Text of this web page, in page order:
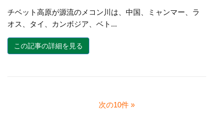
チベット高原が源流のメコン川は、中国、ミャンマー、ラ
オス、タイ、カンボジア、ベト...
この記事の詳細を見る
次の10件